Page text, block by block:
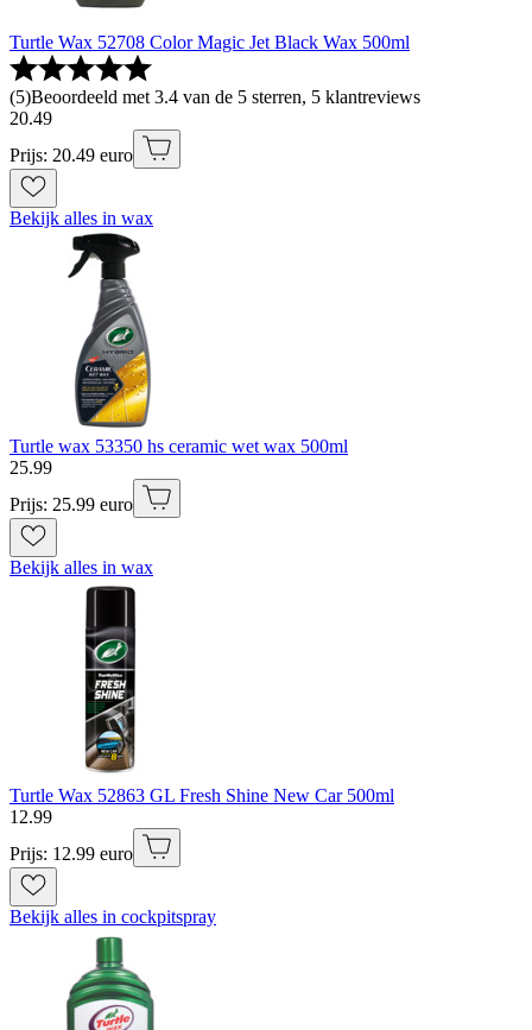
Turtle Wax 52708 Color Magic Jet Black Wax 500ml
(5)Beoordeeld met 3.4 van de 5 sterren, 5 klantreviews
20.49
Prijs: 20.49 euro
Bekijk alles in wax
Turtle wax 53350 hs ceramic wet wax 500ml
25.99
Prijs: 25.99 euro
Bekijk alles in wax
Turtle Wax 52863 GL Fresh Shine New Car 500ml
12.99
Prijs: 12.99 euro
Bekijk alles in cockpitspray